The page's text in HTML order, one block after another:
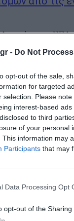
- Do Not
opt-out of the sale,
for targeted
selection. Please
interest-based
to third
of your personal
This information may
Participants that may
Data Processing Opt
opt-out of the Sharing
των ΗΠΑ,
την αναστολή
για τις
της Αγγλίας
δεν θα μπορούν
1η Ιουνίου 2025.
την 1η Ιουνίου 2025,